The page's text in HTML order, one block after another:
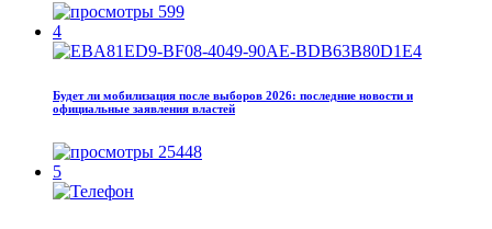
599
4
Будет ли мобилизация после выборов 2026: последние новости и
официальные заявления властей
25448
5